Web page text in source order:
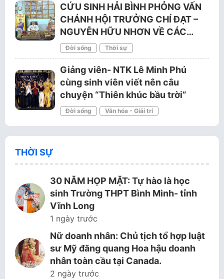
CỨU SINH HẢI BÌNH PHỎNG VẤN
CHÁNH HỘI TRƯỞNG CHÍ ĐẠT –
NGUYỄN HỮU NHƠN VỀ CÁC…
Đời sống Thời sự
Giảng viên- NTK Lê Minh Phú
cùng sinh viên viết nên câu
chuyện “Thiên khúc bầu trời”
Đời sống Văn hóa - Giải trí
THỜI SỰ
30 NĂM HỌP MẶT: Tự hào là học
sinh Trường THPT Bình Minh- tỉnh
Vĩnh Long
1 ngày trước
Nữ doanh nhân: Chủ tịch tổ hợp luật
sư Mỹ đăng quang Hoa hậu doanh
nhân toàn cầu tại Canada.
2 ngày trước